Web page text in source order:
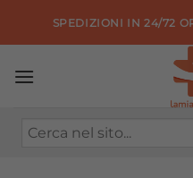
SPEDIZIONI IN 24/72